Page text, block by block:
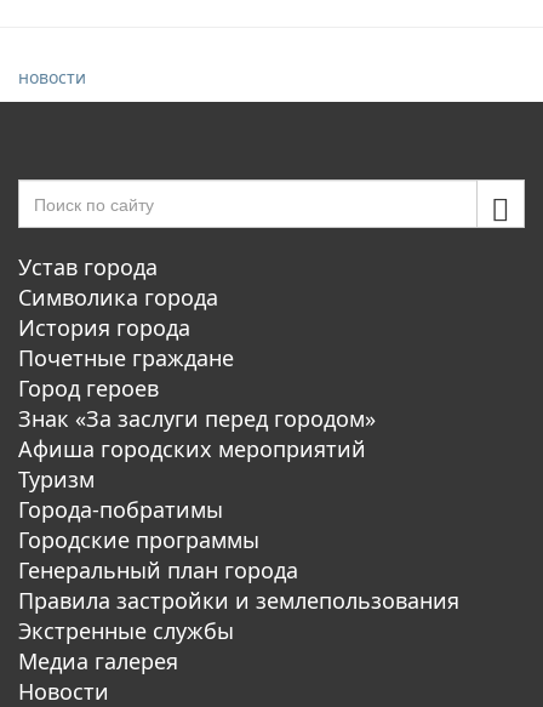
новости
Устав города
Символика города
История города
Почетные граждане
Город героев
Знак «За заслуги перед городом»
Афиша городских мероприятий
Туризм
Города-побратимы
Городские программы
Генеральный план города
Правила застройки и землепользования
Экстренные службы
Медиа галерея
Новости